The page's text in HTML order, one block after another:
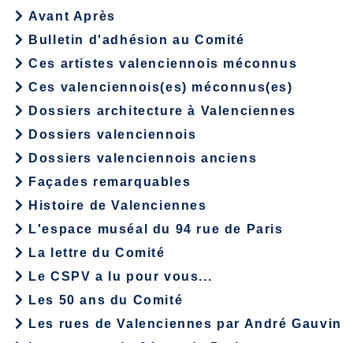
Avant Après
Bulletin d'adhésion au Comité
Ces artistes valenciennois méconnus
Ces valenciennois(es) méconnus(es)
Dossiers architecture à Valenciennes
Dossiers valenciennois
Dossiers valenciennois anciens
Façades remarquables
Histoire de Valenciennes
L'espace muséal du 94 rue de Paris
La lettre du Comité
Le CSPV a lu pour vous...
Les 50 ans du Comité
Les rues de Valenciennes par André Gauvin